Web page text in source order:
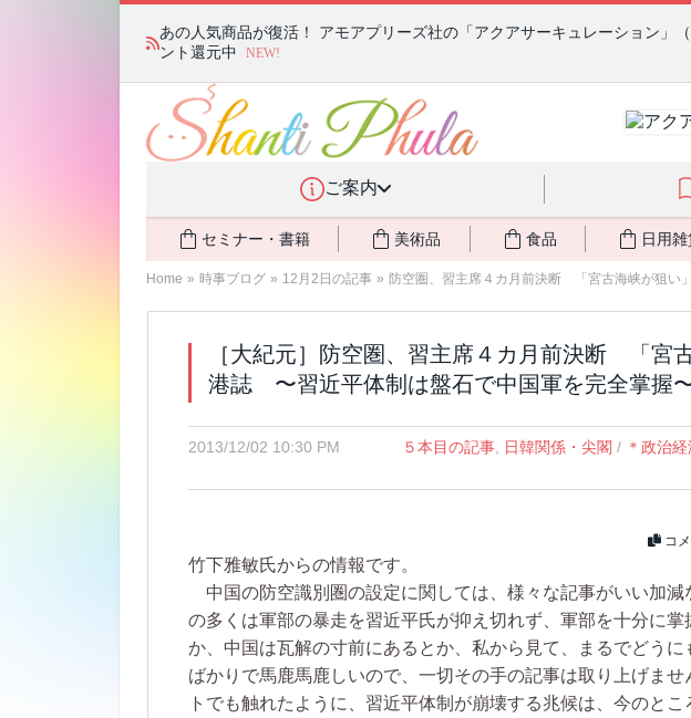
あの人気商品が復活！ アモアプリーズ社の「アクアサーキュレーション」
ント還元中
NEW!
ご案内
セミナー・書籍 美術品 食品 日用
Home » 時事ブログ » 12月2日の記事 » 防空圏、習主席４カ月前決断 「宮古海峡が狙い
［大紀元］防空圏、習主席４カ月前決断 「宮
港誌 〜習近平体制は盤石で中国軍を完全掌握
2013/12/02 10:30 PM ５本目の記事, 日韓関係・尖閣 / ＊政治経
コメ
竹下雅敏氏からの情報です。
中国の防空識別圏の設定に関しては、様々な記事がいい加減
の多くは軍部の暴走を習近平氏が抑え切れず、軍部を十分に掌
か、中国は瓦解の寸前にあるとか、私から見て、まるでどう
ばかりで馬鹿馬鹿しいので、一切その手の記事は取り上げま
トでも触れたように、習近平体制が崩壊する兆候は、今のと